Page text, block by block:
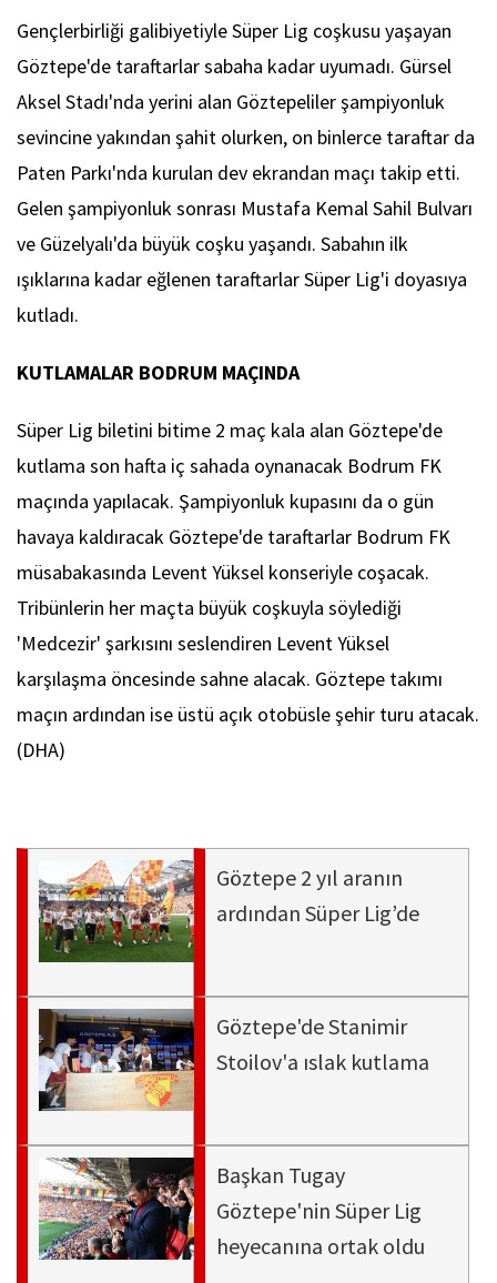
Gençlerbirliği galibiyetiyle Süper Lig coşkusu yaşayan
Göztepe'de taraftarlar sabaha kadar uyumadı. Gürsel
Aksel Stadı'nda yerini alan Göztepeliler şampiyonluk
sevincine yakından şahit olurken, on binlerce taraftar da
Paten Parkı'nda kurulan dev ekrandan maçı takip etti.
Gelen şampiyonluk sonrası Mustafa Kemal Sahil Bulvarı
ve Güzelyalı'da büyük coşku yaşandı. Sabahın ilk
ışıklarına kadar eğlenen taraftarlar Süper Lig'i doyasıya
kutladı.
KUTLAMALAR BODRUM MAÇINDA
Süper Lig biletini bitime 2 maç kala alan Göztepe'de
kutlama son hafta iç sahada oynanacak Bodrum FK
maçında yapılacak. Şampiyonluk kupasını da o gün
havaya kaldıracak Göztepe'de taraftarlar Bodrum FK
müsabakasında Levent Yüksel konseriyle coşacak.
Tribünlerin her maçta büyük coşkuyla söylediği
'Medcezir' şarkısını seslendiren Levent Yüksel
karşılaşma öncesinde sahne alacak. Göztepe takımı
maçın ardından ise üstü açık otobüsle şehir turu atacak.
(DHA)
Göztepe 2 yıl aranın
ardından Süper Lig’de
Göztepe'de Stanimir
Stoilov'a ıslak kutlama
Başkan Tugay
Göztepe'nin Süper Lig
heyecanına ortak oldu